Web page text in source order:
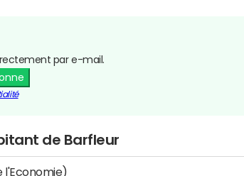
par e-mail.
de Barfleur
l'Economie)